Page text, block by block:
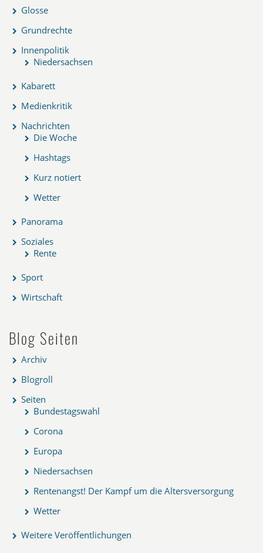
Glosse
Grundrechte
Innenpolitik
Niedersachsen
Kabarett
Medienkritik
Nachrichten
Die Woche
Hashtags
Kurz notiert
Wetter
Panorama
Soziales
Rente
Sport
Wirtschaft
Blog Seiten
Archiv
Blogroll
Seiten
Bundestagswahl
Corona
Europa
Niedersachsen
Rentenangst! Der Kampf um die Altersversorgung
Wetter
Weitere Veröffentlichungen